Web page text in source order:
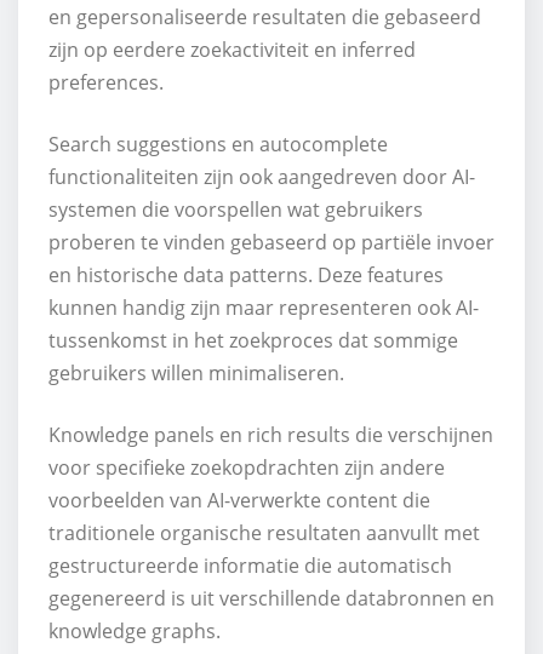
en gepersonaliseerde resultaten die gebaseerd
zijn op eerdere zoekactiviteit en inferred
preferences.
Search suggestions en autocomplete
functionaliteiten zijn ook aangedreven door AI-
systemen die voorspellen wat gebruikers
proberen te vinden gebaseerd op partiële invoer
en historische data patterns. Deze features
kunnen handig zijn maar representeren ook AI-
tussenkomst in het zoekproces dat sommige
gebruikers willen minimaliseren.
Knowledge panels en rich results die verschijnen
voor specifieke zoekopdrachten zijn andere
voorbeelden van AI-verwerkte content die
traditionele organische resultaten aanvullt met
gestructureerde informatie die automatisch
gegenereerd is uit verschillende databronnen en
knowledge graphs.